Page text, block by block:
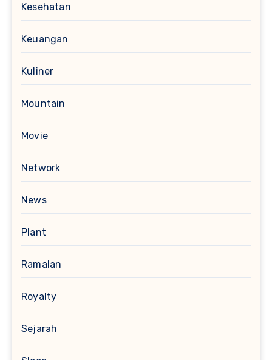
Kesehatan
Keuangan
Kuliner
Mountain
Movie
Network
News
Plant
Ramalan
Royalty
Sejarah